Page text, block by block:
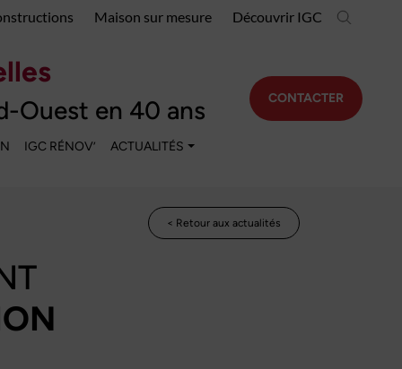
Maison sur mesure Découvrir IGC
Ouest en 40 ans
IGC RÉNOV’ ACTUALITÉS
CONTACTER
< Retour aux actualités